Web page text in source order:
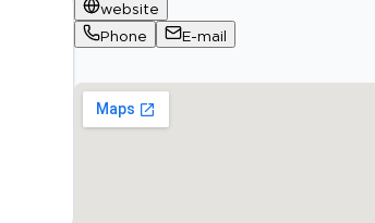
website
Phone
E-mail